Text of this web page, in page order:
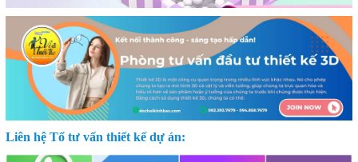
Liên hệ Tổ tư vấn thiết kế dự án: